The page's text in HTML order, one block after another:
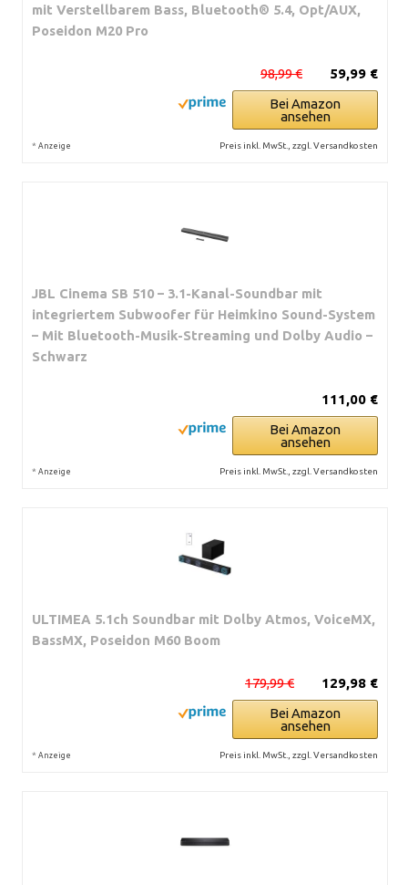
mit Verstellbarem Bass, Bluetooth® 5.4, Opt/AUX,
Poseidon M20 Pro
59,99 €
98,99 €
Bei Amazon
ansehen
* Anzeige Preis inkl. MwSt., zzgl. Versandkosten
JBL Cinema SB 510 – 3.1-Kanal-Soundbar mit
integriertem Subwoofer für Heimkino Sound-System
– Mit Bluetooth-Musik-Streaming und Dolby Audio –
Schwarz
111,00 €
Bei Amazon
ansehen
* Anzeige Preis inkl. MwSt., zzgl. Versandkosten
ULTIMEA 5.1ch Soundbar mit Dolby Atmos, VoiceMX,
BassMX, Poseidon M60 Boom
129,98 €
179,99 €
Bei Amazon
ansehen
* Anzeige Preis inkl. MwSt., zzgl. Versandkosten